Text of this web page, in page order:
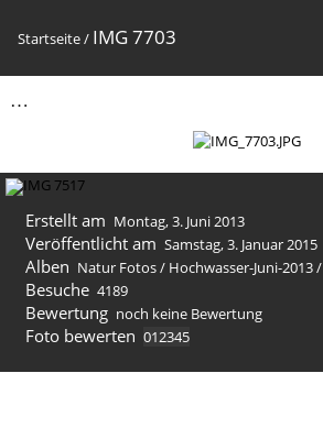
Startseite/ IMG 7703
Erstellt am Montag, 3. Juni 2013
Veröffentlicht am Samstag, 3. Januar 2015
Alben Natur Fotos/ Hochwasser-Juni-2013/
Besuche 4189
Bewertung noch keine Bewertung
Foto bewerten